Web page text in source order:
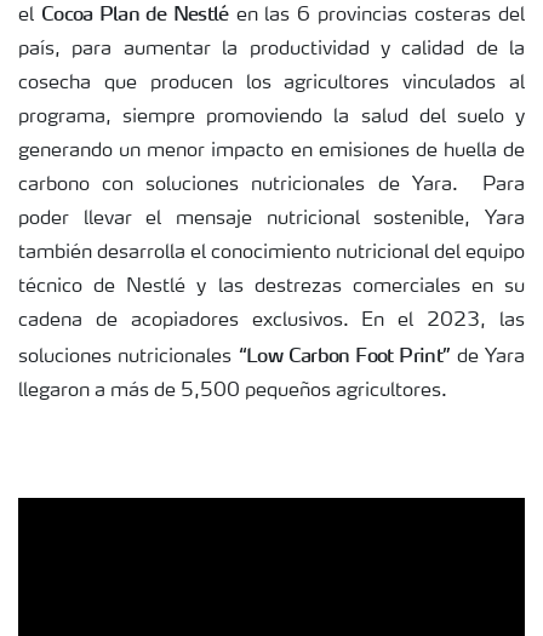
el Cocoa Plan de Nestléen las 6 provincias costeras del
país, para aumentar la productividad y calidad de la
cosecha que producen los agricultores vinculados al
programa, siempre promoviendo la salud del suelo y
generando un menor impacto en emisiones de huella de
carbono con soluciones nutricionales de Yara. Para
poder llevar el mensaje nutricional sostenible, Yara
también desarrolla el conocimiento nutricional del equipo
técnico de Nestlé y las destrezas comerciales en su
cadena de acopiadores exclusivos. En el 2023, las
soluciones nutricionales “Low Carbon Foot Print” de Yara
llegaron a más de 5,500 pequeños agricultores.